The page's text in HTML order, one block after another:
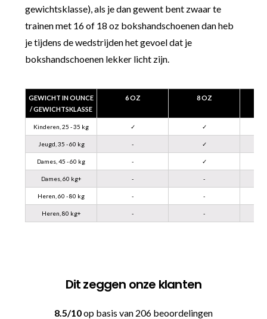
gewichtsklasse), als je dan gewent bent zwaar te
trainen met 16 of 18 oz bokshandschoenen dan heb
je tijdens de wedstrijden het gevoel dat je
bokshandschoenen lekker licht zijn.
GEWICHT IN OUNCE
/ GEWICHTSKLASSE
6 OZ 8 OZ
Kinderen, 25 - 35 kg ✓ ✓
Jeugd, 35 - 60 kg - ✓
Dames, 45 - 60 kg - ✓
Dames, 60 kg+ - -
Heren, 60 - 80 kg - -
Heren, 80 kg+ - -
Dit zeggen onze klanten
8.5/10op basis van 206 beoordelingen